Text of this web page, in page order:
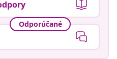
Odporúčané